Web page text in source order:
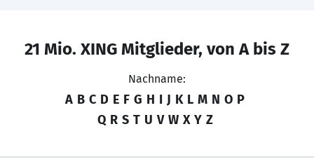
21 Mio. XING Mitglieder, von A bis Z
Nachname:
A B C D E F G H I J K L M N O P
Q R S T U V W X Y Z